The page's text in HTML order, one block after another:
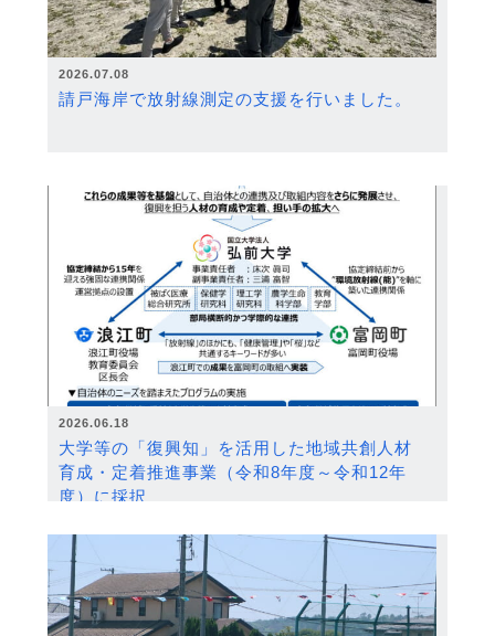
2026.07.08
請戸海岸で放射線測定の支援を行いました。
2026.06.18
大学等の「復興知」を活用した地域共創人材
育成・定着推進事業（令和8年度～令和12年
度）に採択